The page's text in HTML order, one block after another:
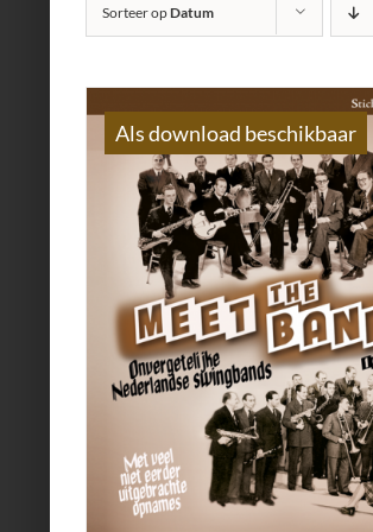
Sorteer opDatum
Als download beschikbaar